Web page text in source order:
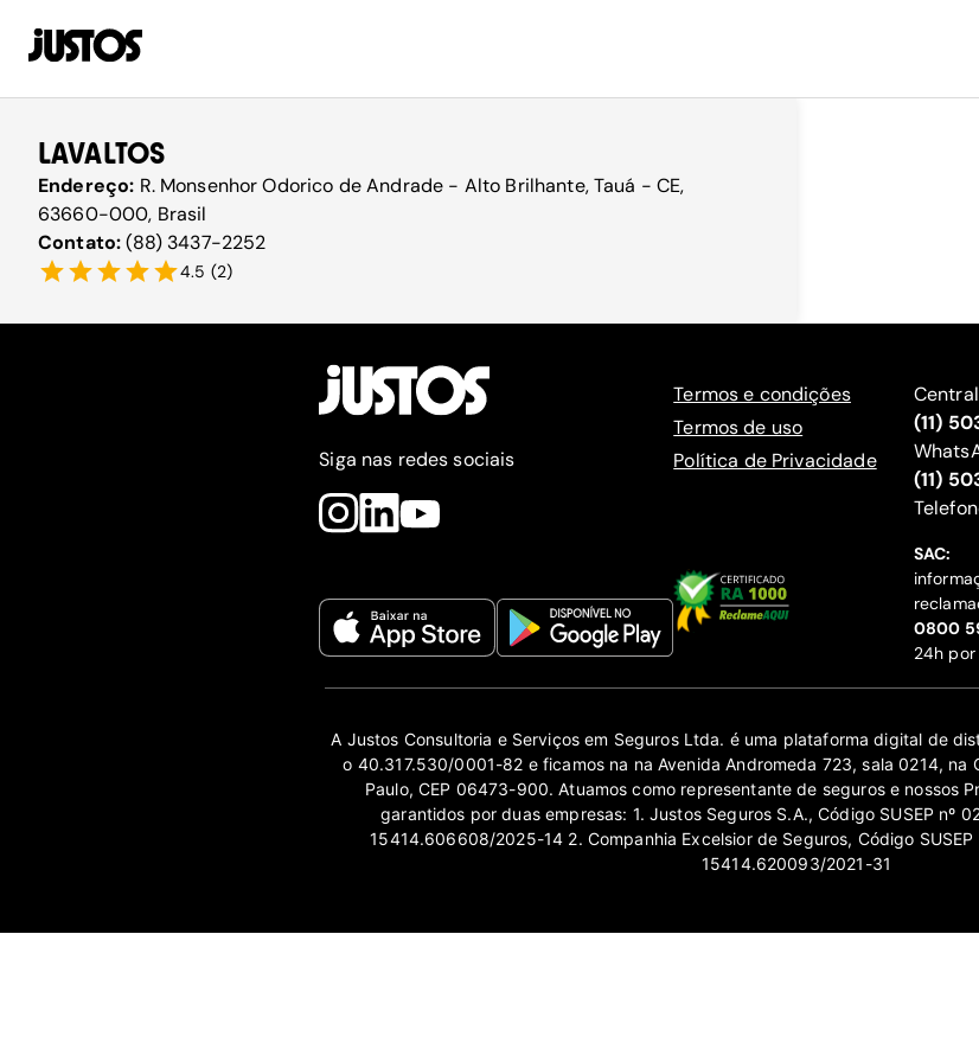
LAVALTOS
Endereço: R. Monsenhor Odorico de Andrade - Alto Brilhante, Tauá - CE,
63660-000, Brasil
Contato:(88) 3437-2252
4.5 (2)
Siga nas redes sociais
Termos e condições
Termos de uso
Política de Privacidade
(11)
(11)
SAC:
‍0800
24h por
A Justos Consultoria e Serviços em Seguros Ltda. é uma plataforma digital de
o 40.317.530/0001-82 e ficamos na na Avenida Andromeda 723, sala 0214, na
Paulo, CEP 06473-900. Atuamos como representante de seguros e nossos
garantidos por duas empresas: 1. Justos Seguros S.A., Código SUSEP nº
15414.606608/2025-14 2. Companhia Excelsior de Seguros, Código
15414.620093/2021-31